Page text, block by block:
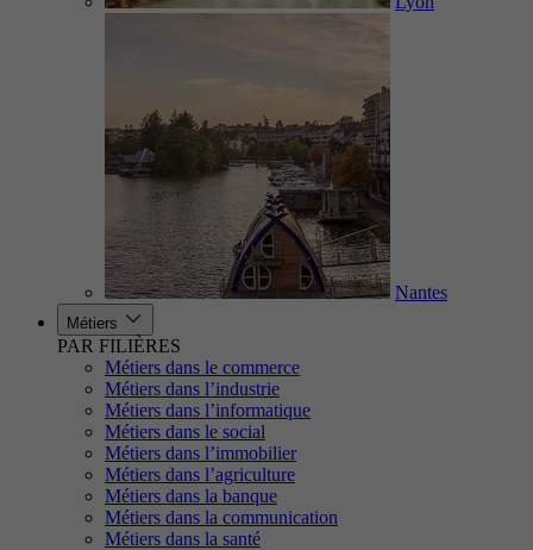
Nantes
Métiers
PAR FILIÈRES
Métiers dans le commerce
Métiers dans l’industrie
Métiers dans l’informatique
Métiers dans le social
Métiers dans l’immobilier
Métiers dans l’agriculture
Métiers dans la banque
Métiers dans la communication
Métiers dans la santé